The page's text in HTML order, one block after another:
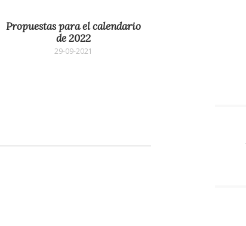
Propuestas para el calendario
de 2022
29-09-2021